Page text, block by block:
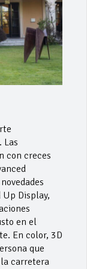
Las
con creces
Display,
en el
En color, 3D
que
carretera